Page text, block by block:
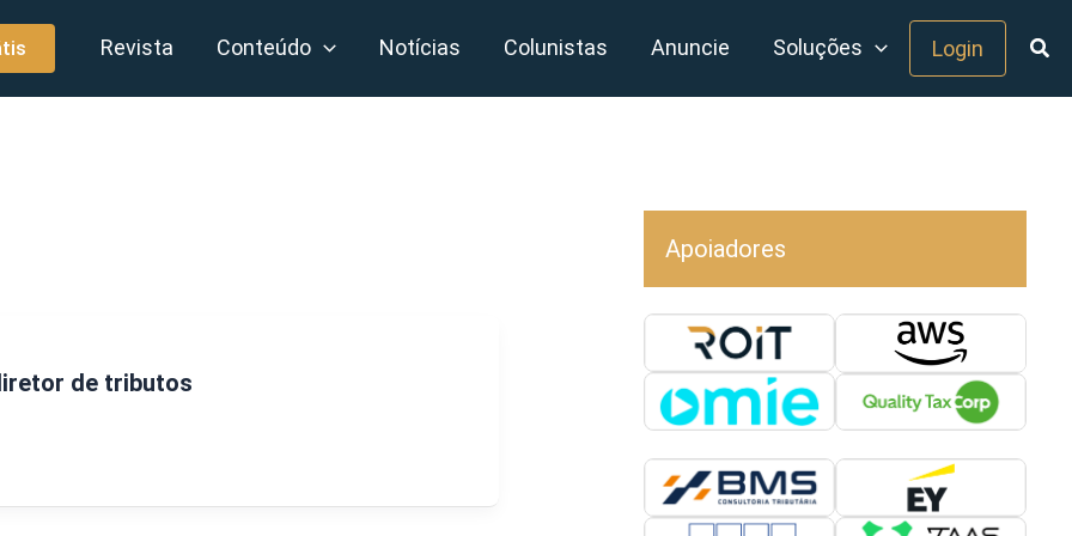
Revista Conteúdo Notícias Colunistas Anuncie Soluções Login
de tributos
Apoiadores